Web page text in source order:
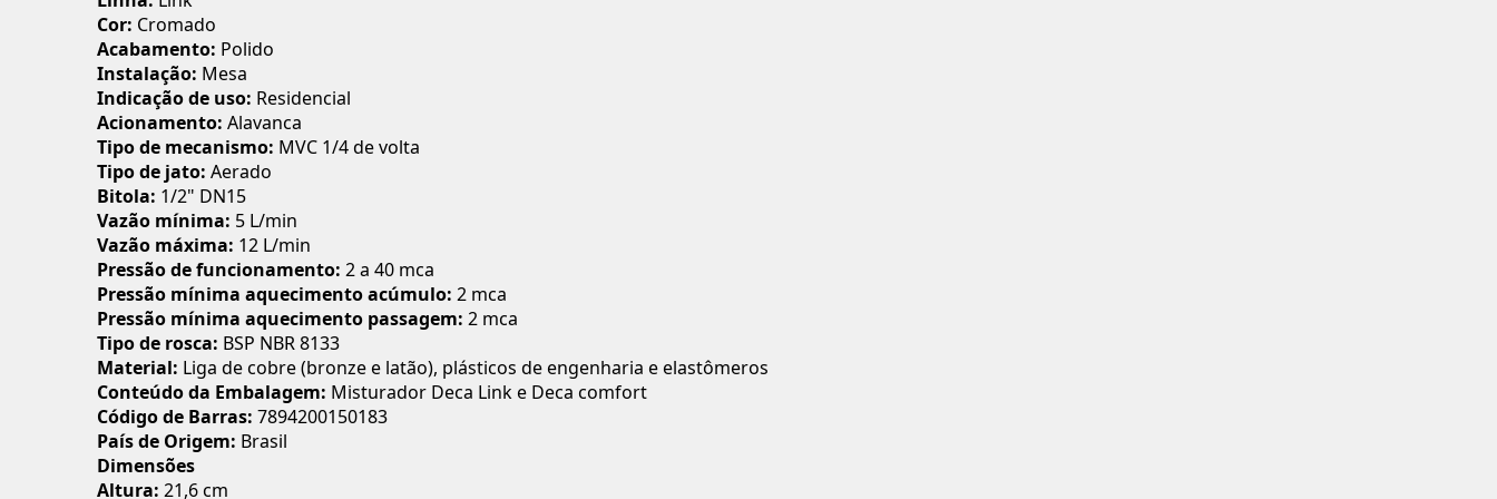
Cor: Cromado
Acabamento: Polido
Instalação: Mesa
Indicação de uso: Residencial
Acionamento: Alavanca
Tipo de mecanismo: MVC 1/4 de volta
Tipo de jato: Aerado
Bitola: 1/2" DN15
Vazão mínima: 5 L/min
Vazão máxima: 12 L/min
Pressão de funcionamento: 2 a 40 mca
Pressão mínima aquecimento acúmulo: 2 mca
Pressão mínima aquecimento passagem: 2 mca
Tipo de rosca: BSP NBR 8133
Material: Liga de cobre (bronze e latão), plásticos de engenharia e elastômeros
Conteúdo da Embalagem: Misturador Deca Link e Deca comfort
Código de Barras: 7894200150183
País de Origem: Brasil
Dimensões
Altura: 21,6 cm